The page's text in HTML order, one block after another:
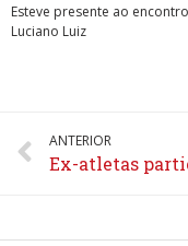
Esteve presente ao
Luciano Luiz
ANTERIOR